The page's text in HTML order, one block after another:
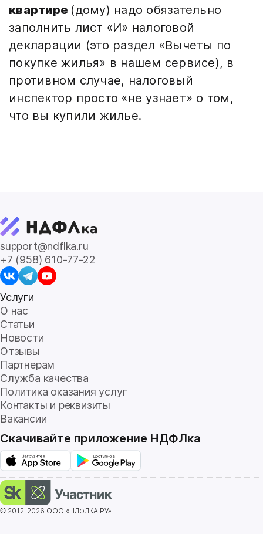
квартире (дому) надо обязательно
заполнить лист «И» налоговой
декларации (это раздел «Вычеты по
покупке жилья» в нашем сервисе), в
противном случае, налоговый
инспектор просто «не узнает» о том,
что вы купили жилье.
support@ndflka.ru
+7 (958) 610-77-22
Услуги
О нас
Статьи
Новости
Отзывы
Партнерам
Служба качества
Политика оказания услуг
Контакты и реквизиты
Вакансии
Скачивайте приложение НДФЛка
© 2012-2026 ООО «НДФЛКА.РУ»